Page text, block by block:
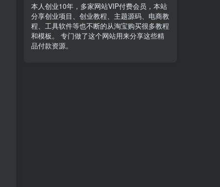
本人创业10年，多家网站VIP付费会员，本站
分享创业项目、创业教程、主题源码、电商教
程、工具软件等也不断的从淘宝购买很多教程
和模板。 专门做了这个网站用来分享这些精
品付款资源。